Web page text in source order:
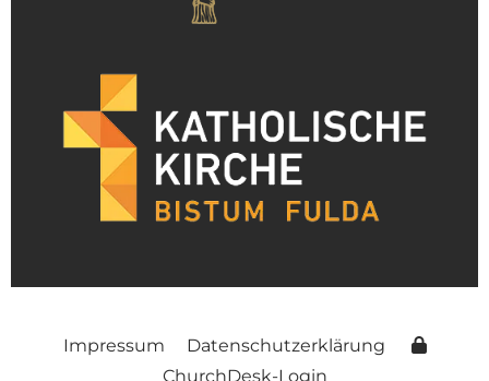
Impressum
Datenschutzerklärung
ChurchDesk-Login